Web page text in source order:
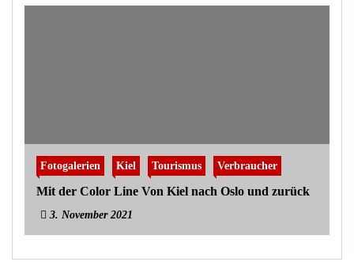
Fotogalerien Kiel Tourismus Verbraucher
Mit der Color Line Von Kiel nach Oslo und zurück
3. November 2021